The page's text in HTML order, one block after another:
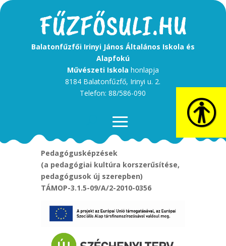
Balatonfűzfői Irinyi János Általános Iskola és
Alapfokú
Művészeti Iskola honlapja
8184 Balatonfűzfő, Irinyi u. 2.
Telefon: 88/586-090
Pedagógusképzések
(a pedagógiai kultúra korszerűsítése,
pedagógusok új szerepben)
TÁMOP-3.1.5-09/A/2-2010-0356